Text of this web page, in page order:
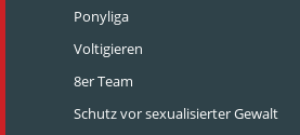
Ponyliga
Voltigieren
8er Team
Schutz vor sexualisierter Gewalt